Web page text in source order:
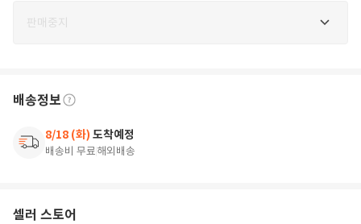
판매중지
배송정보
8/18 (화) 도착예정
배송비 무료해외배송
셀러 스토어